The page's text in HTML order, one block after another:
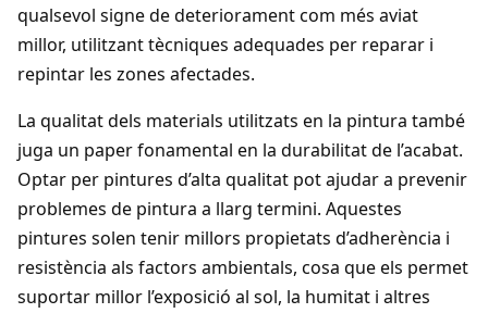
qualsevol signe de deteriorament com més aviat
millor, utilitzant tècniques adequades per reparar i
repintar les zones afectades.
La qualitat dels materials utilitzats en la pintura també
juga un paper fonamental en la durabilitat de l’acabat.
Optar per pintures d’alta qualitat pot ajudar a prevenir
problemes de pintura a llarg termini. Aquestes
pintures solen tenir millors propietats d’adherència i
resistència als factors ambientals, cosa que els permet
suportar millor l’exposició al sol, la humitat i altres